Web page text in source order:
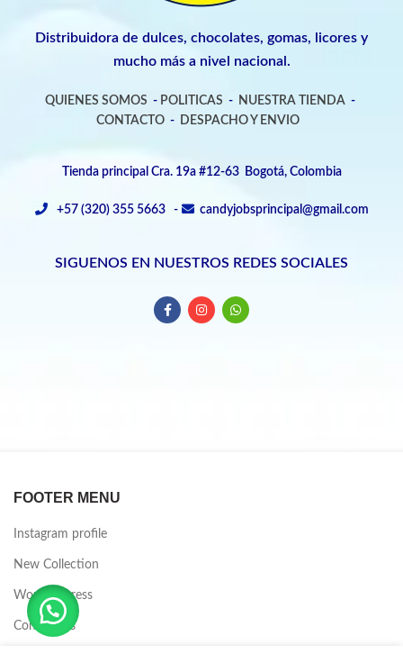
Distribuidora de dulces, chocolates, gomas, licores y
mucho más a nivel nacional.
QUIENES SOMOS - POLITICAS - NUESTRA TIENDA -
CONTACTO- DESPACHO Y ENVIO
Tienda principal Cra. 19a #12-63 Bogotá, Colombia
+57 (320) 355 5663 - candyjobsprincipal@gmail.com
SIGUENOS EN NUESTROS REDES SOCIALES
FOOTER MENU
Instagram profile
New Collection
Woman Dress
Contact Us